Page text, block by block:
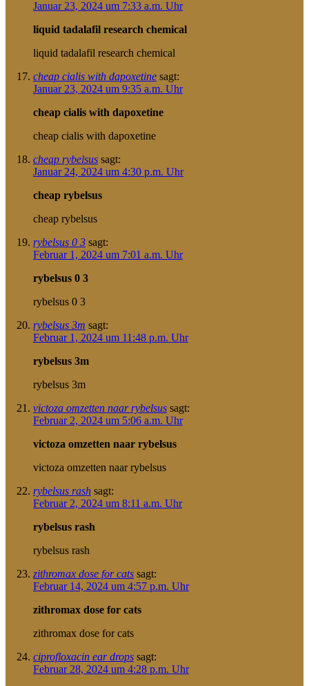
Januar 23, 2024 um 7:33 a.m. Uhr
liquid tadalafil research chemical
liquid tadalafil research chemical
cheap cialis with dapoxetine sagt:
Januar 23, 2024 um 9:35 a.m. Uhr
cheap cialis with dapoxetine
cheap cialis with dapoxetine
cheap rybelsus sagt:
Januar 24, 2024 um 4:30 p.m. Uhr
cheap rybelsus
cheap rybelsus
rybelsus 0 3 sagt:
Februar 1, 2024 um 7:01 a.m. Uhr
rybelsus 0 3
rybelsus 0 3
rybelsus 3m sagt:
Februar 1, 2024 um 11:48 p.m. Uhr
rybelsus 3m
rybelsus 3m
victoza omzetten naar rybelsus sagt:
Februar 2, 2024 um 5:06 a.m. Uhr
victoza omzetten naar rybelsus
victoza omzetten naar rybelsus
rybelsus rash sagt:
Februar 2, 2024 um 8:11 a.m. Uhr
rybelsus rash
rybelsus rash
zithromax dose for cats sagt:
Februar 14, 2024 um 4:57 p.m. Uhr
zithromax dose for cats
zithromax dose for cats
ciprofloxacin ear drops sagt:
Februar 28, 2024 um 4:28 p.m. Uhr